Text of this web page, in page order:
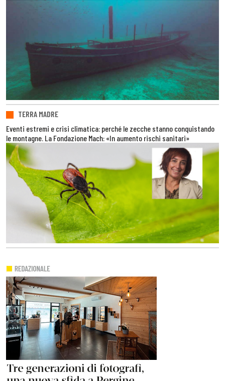
TERRA MADRE
Eventi estremi e crisi climatica: perché le zecche stanno conquistando
le montagne. La Fondazione Mach: «In aumento rischi sanitari»